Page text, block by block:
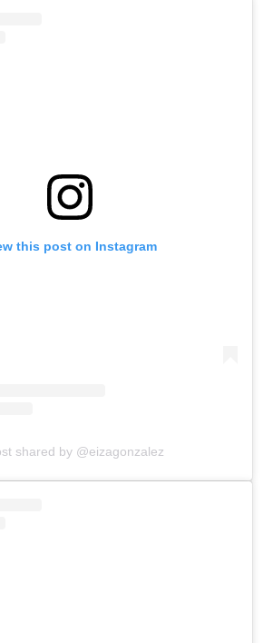
this post on Instagram
shared by @eizagonzalez